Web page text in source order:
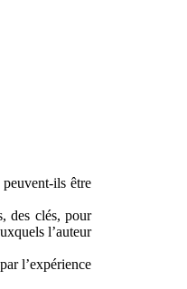
ils être
des clés, pour
l’auteur
l’expérience